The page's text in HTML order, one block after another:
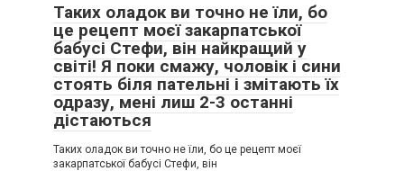
Таких оладок ви точно не їли, бо
це рецепт моєї закарпатської
бабусі Стефи, він найкращий у
світі! Я поки смажу, чоловік і сини
стоять біля пательні і змітають їх
одразу, мені лиш 2-3 останні
дістаються
Таких оладок ви точно не їли, бо це рецепт моєї
закарпатської бабусі Стефи, він